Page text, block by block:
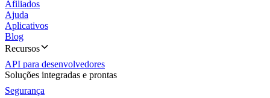
Afiliados
Ajuda
Aplicativos
Blog
Recursos
API para desenvolvedores
Soluções integradas e prontas
Segurança